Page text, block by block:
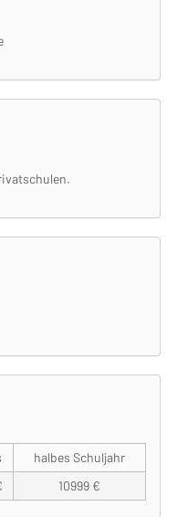
halbes Schuljahr
10999 €